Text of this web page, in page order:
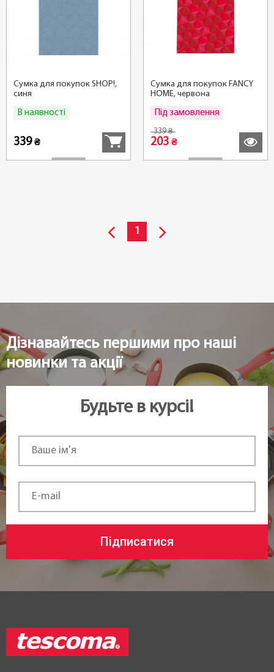
Сумка для покупок SHOP!,
синя
В наявності
339₴
Сумка для покупок FANCY
HOME, червона
Під замовлення
339₴
203₴
1
Дізнавайтесь першими про наші
новинки та акції
Будьте в курсі!
Підписатися